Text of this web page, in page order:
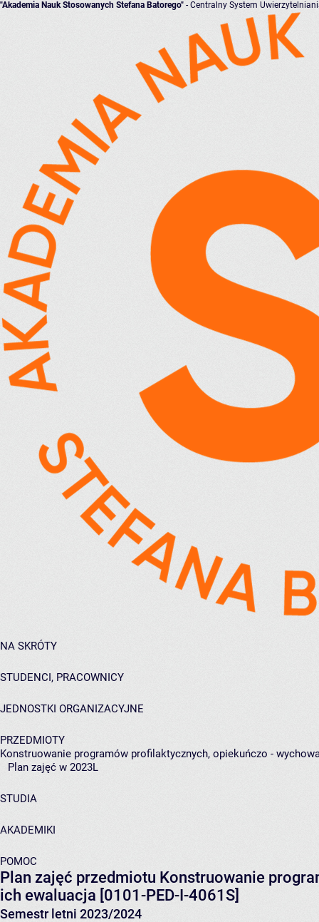
"Akademia Nauk Stosowanych Stefana Batorego" - Centralny System
NA SKRÓTY
STUDENCI, PRACOWNICY
JEDNOSTKI ORGANIZACYJNE
PRZEDMIOTY
Konstruowanie programów profilaktycznych, opiekuńczo -
Plan zajęć w 2023L
STUDIA
AKADEMIKI
POMOC
Plan zajęć przedmiotu Konstruowanie
ich ewaluacja [0101-PED-I-4061S]
Semestr letni 2023/2024